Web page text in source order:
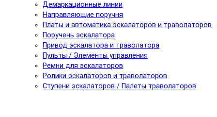
Демаркационные линии
Направляющие поручня
Платы и автоматика эскалаторов и траволаторов
Поручень эскалатора
Привод эскалатора и траволатора
Пульты / Элементы управления
Ремни для эскалаторов
Ролики эскалаторов и траволаторов
Ступени эскалаторов / Палеты траволаторов